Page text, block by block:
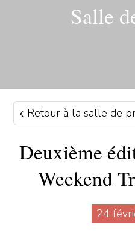
Salle
Retour à la salle de
Deuxième
Weekend
24